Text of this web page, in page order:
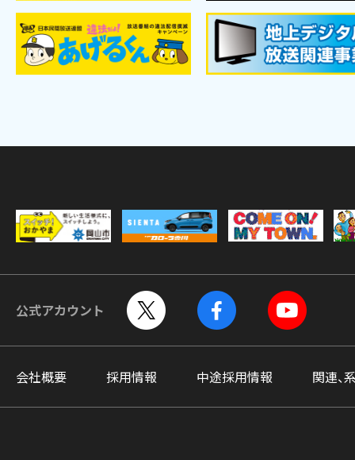
公式アカウント
会社概要 採用情報 中途採用情報 関連、